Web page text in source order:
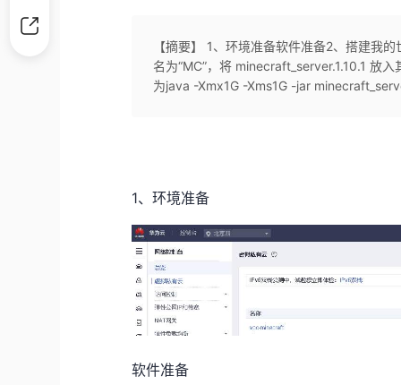
【摘要】 1、环境准备软件准备2、搭建我
名为“MC”，将 minecraft_server.1.10.1 放
为java -Xmx1G -Xms1G -jar
1、环境准备
软件准备